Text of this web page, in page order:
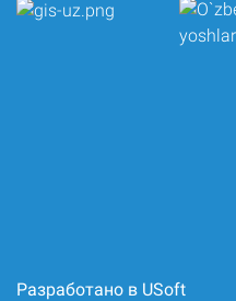
Разработано в USoft